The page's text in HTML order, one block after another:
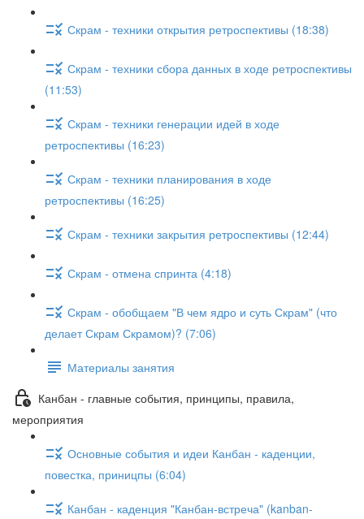
Скрам - техники открытия ретроспективы (18:38)
Скрам - техники сбора данных в ходе ретроспективы
(11:53)
Скрам - техники генерации идей в ходе
ретроспективы (16:23)
Скрам - техники планирования в ходе
ретроспективы (16:25)
Скрам - техники закрытия ретроспективы (12:44)
Скрам - отмена спринта (4:18)
Скрам - обобщаем "В чем ядро и суть Скрам" (что
делает Скрам Скрамом)? (7:06)
Материалы занятия
Канбан - главные события, принципы, правила,
мероприятия
Основные события и идеи Канбан - каденции,
повестка, приницпы (6:04)
Канбан - каденция "Канбан-встреча" (kanban-